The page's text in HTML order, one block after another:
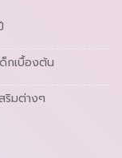
กเบื้องต้น
ริมต่างๆ